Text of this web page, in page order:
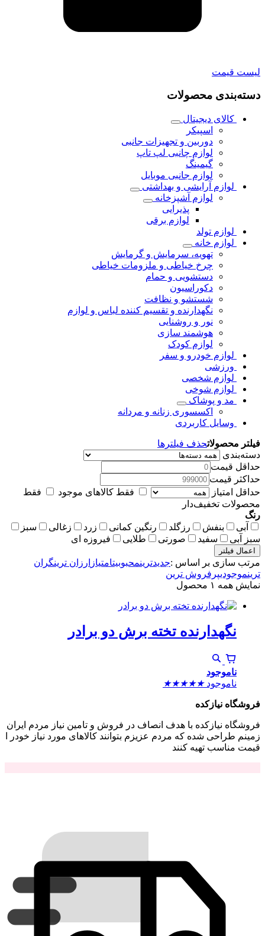
لیست قیمت
دسته‌بندی محصولات
کالای دیجیتال
اسپیکر
دوربین و تجهیزات جانبی
لوازم چانبی لپ تاپ
گیمینگ
لوازم جانبی موبایل
لوازم آرایشی و بهداشتی
لوازم آشپزخانه
پذیرایی
لوازم برقی
لوازم تولد
لوازم خانه
تهویه، سرمایش و گرمایش
چرخ خیاطی و ملزومات خیاطی
دستشویی و حمام
دکوراسیون
شستشو و نظافت
نگهدارنده و تقسیم کننده لباس و لوازم
نور و روشنایی
هوشمند سازی
لوازم کودک
لوازم خودرو و سفر
ورزشی
لوازم شخصی
لوازم شوخی
مد و پوشاک
اکسسوری زنانه و مردانه
وسایل کاربردی
فیلتر محصولاتحذف فیلترها
دسته‌بندی
حداقل قیمت
حداکثر قیمت
حداقل امتیاز
فقط کالاهای موجود
فقط
محصولات تخفیف‌دار
رنگ
آبی
بنفش رزگلد رنگین کمانی زرد زغالی
سبز
سبز آبی
سفید صورتی طلایی فیروزه ای
اعمال فیلتر
مرتب سازی بر اساس :جدیدترینمحبوبیتامتیاز ارزان ترینگران
ترینموجودیپرفروش ترین
نمایش همه ۱ محصول
نگهدارنده تخته برش دو برادر
ناموجود
ناموجود ★
★
★
★
★
فروشگاه نیازکده
فروشگاه نیازکده با هدف انصاف در فروش و تامین نیاز مردم ایران
زمینم طراحی شده که مردم عزیزم بتوانند کالاهای مورد نیاز خودر ا
قیمت مناسب تهیه کنند